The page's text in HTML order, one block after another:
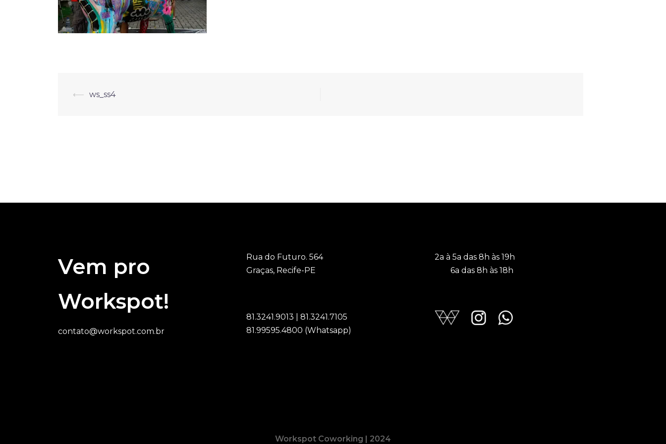
Navegação
⟵ ws_ss4
Vem pro
Workspot!
contato@workspot.com.br
Rua do Futuro. 564
Graças, Recife-PE
81.3241.9013 | 81.3241.7105
81.99595.4800 (Whatsapp)
2a à 5a das 8h às 19h
6a das 8h às 18h
Workspot Coworking | 2024